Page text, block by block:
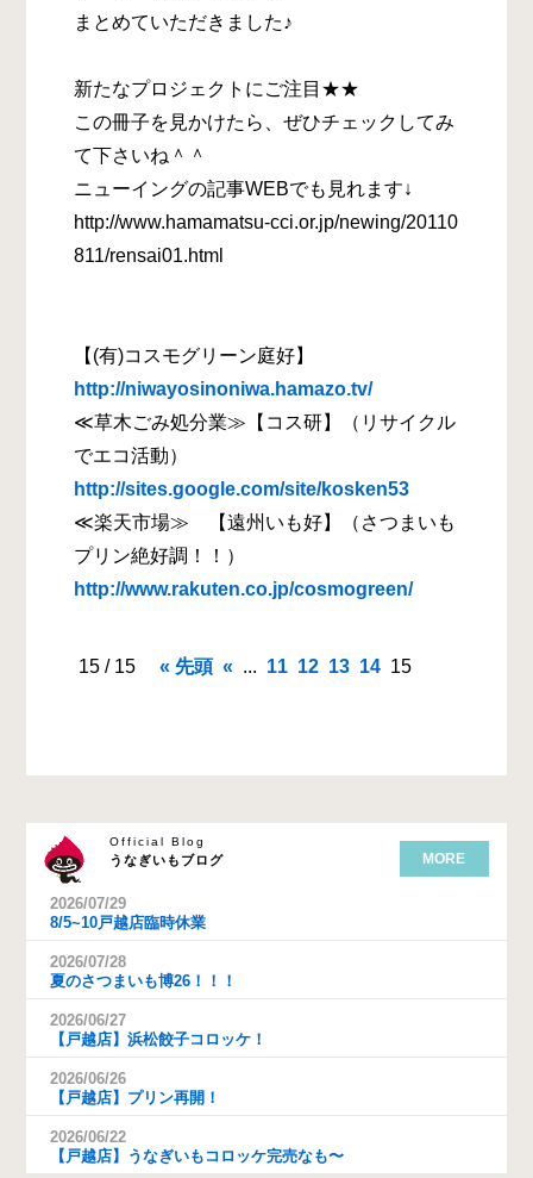
まとめていただきました♪
新たなプロジェクトにご注目★★
この冊子を見かけたら、ぜひチェックしてみ
て下さいね＾＾
ニューイングの記事WEBでも見れます↓
http://www.hamamatsu-cci.or.jp/newing/20110
811/rensai01.html
【(有)コスモグリーン庭好】
http://niwayosinoniwa.hamazo.tv/
≪草木ごみ処分業≫【コス研】（リサイクル
でエコ活動）
http://sites.google.com/site/kosken53
≪楽天市場≫ 【遠州いも好】（さつまいも
プリン絶好調！！）
http://www.rakuten.co.jp/cosmogreen/
15 / 15 « 先頭 « ... 11 12 13 14 15
うなぎいもブログ
Official Blog
MORE
2026/07/29
8/5~10戸越店臨時休業
2026/07/28
夏のさつまいも博26！！！
2026/06/27
【戸越店】浜松餃子コロッケ！
2026/06/26
【戸越店】プリン再開！
2026/06/22
【戸越店】うなぎいもコロッケ完売なも〜